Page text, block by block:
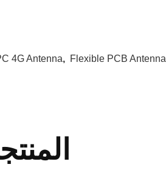
4G Antenna, Flexible PCB Antenna